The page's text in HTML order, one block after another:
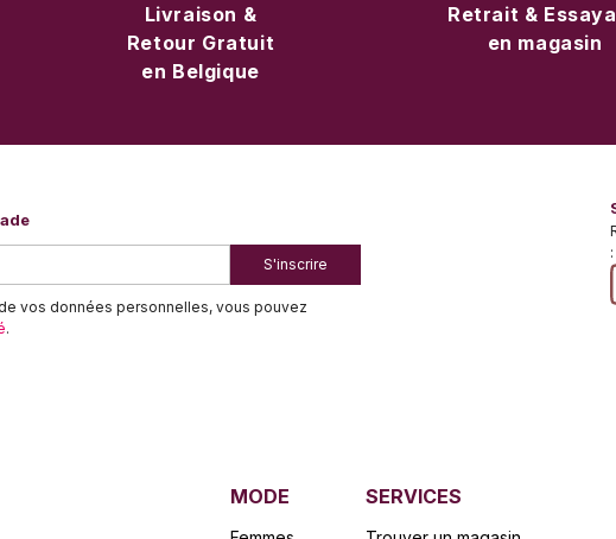
Livraison &
Retour Gratuit
en Belgique
Retrait &
en magasin
S'inscrire
vos données personnelles, vous pouvez
.
MODE SERVICES